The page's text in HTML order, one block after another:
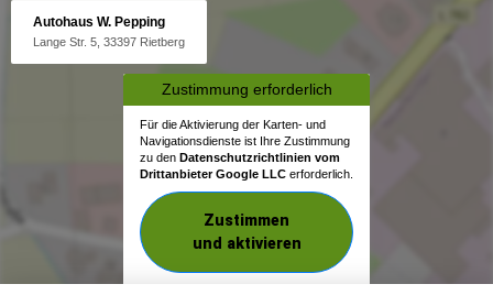
Autohaus W. Pepping
Lange Str. 5, 33397 Rietberg
Zustimmung erforderlich
Für die Aktivierung der Karten- und
Navigationsdienste ist Ihre Zustimmung
zu den Datenschutzrichtlinien vom
Drittanbieter Google LLC erforderlich.
Zustimmen
und aktivieren